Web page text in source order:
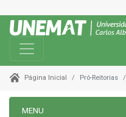
Toggle navigation
Página Inicial Pró-Reitorias
MENU